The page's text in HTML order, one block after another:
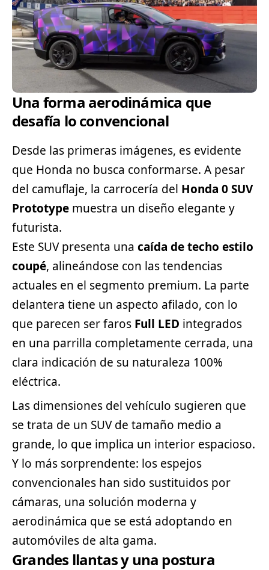
Una forma aerodinámica que
desafía lo convencional
Desde las primeras imágenes, es evidente
que Honda no busca conformarse. A pesar
del camuflaje, la carrocería del Honda 0 SUV
Prototype muestra un diseño elegante y
futurista.
Este SUV presenta una caída de techo estilo
coupé, alineándose con las tendencias
actuales en el segmento premium. La parte
delantera tiene un aspecto afilado, con lo
que parecen ser faros Full LED integrados
en una parrilla completamente cerrada, una
clara indicación de su naturaleza 100%
eléctrica.
Las dimensiones del vehículo sugieren que
se trata de un SUV de tamaño medio a
grande, lo que implica un interior espacioso.
Y lo más sorprendente: los espejos
convencionales han sido sustituidos por
cámaras, una solución moderna y
aerodinámica que se está adoptando en
automóviles de alta gama.
Grandes llantas y una postura